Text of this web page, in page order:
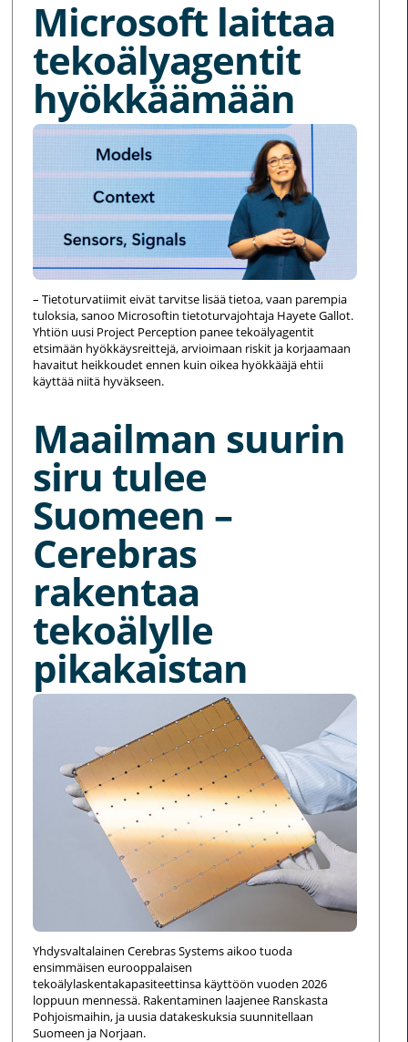
Microsoft laittaa
tekoälyagentit
hyökkäämään
– Tietoturvatiimit eivät tarvitse lisää tietoa, vaan parempia
tuloksia, sanoo Microsoftin tietoturvajohtaja Hayete Gallot.
Yhtiön uusi Project Perception panee tekoälyagentit
etsimään hyökkäysreittejä, arvioimaan riskit ja korjaamaan
havaitut heikkoudet ennen kuin oikea hyökkääjä ehtii
käyttää niitä hyväkseen.
Maailman suurin
siru tulee
Suomeen –
Cerebras
rakentaa
tekoälylle
pikakaistan
Yhdysvaltalainen Cerebras Systems aikoo tuoda
ensimmäisen eurooppalaisen
tekoälylaskentakapasiteettinsa käyttöön vuoden 2026
loppuun mennessä. Rakentaminen laajenee Ranskasta
Pohjoismaihin, ja uusia datakeskuksia suunnitellaan
Suomeen ja Norjaan.